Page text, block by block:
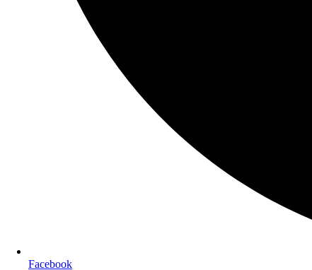
Facebook